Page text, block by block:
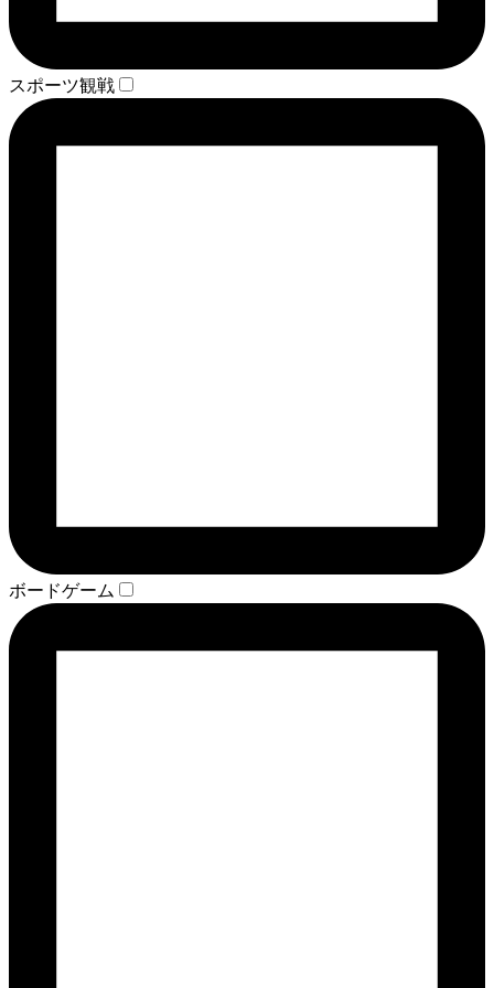
スポーツ観戦
ボードゲーム